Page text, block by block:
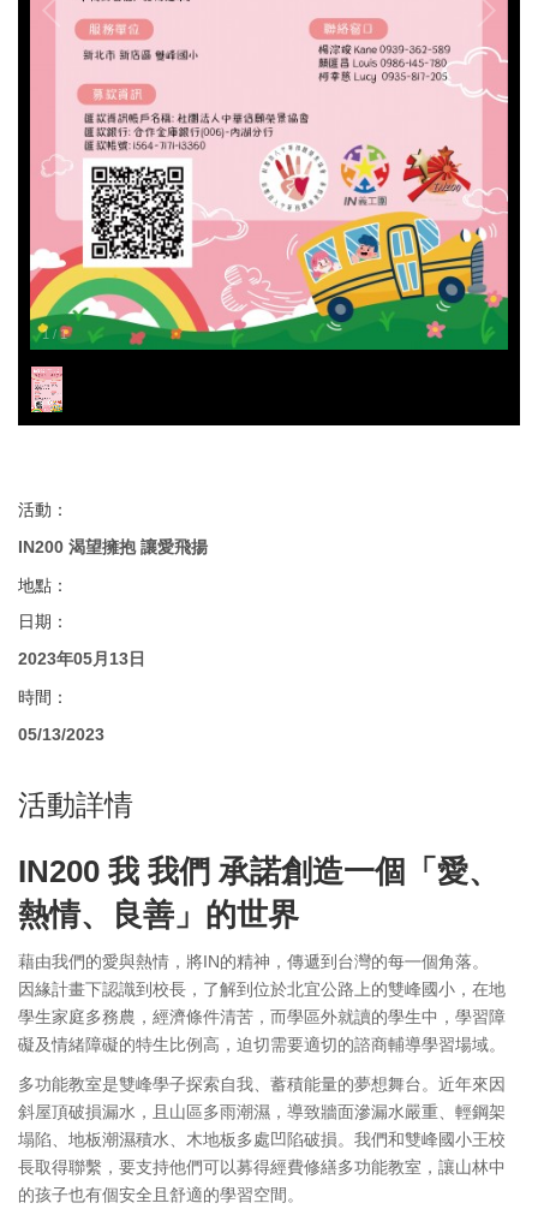
1 /1
活動：
IN200 渴望擁抱 讓愛飛揚
地點：
日期：
2023年05月13日
時間：
05/13/2023
活動詳情
IN200 我 我們 承諾創造一個「愛、
熱情、良善」的世界
藉由我們的愛與熱情，將IN的精神，傳遞到台灣的每㇐個角落。
因緣計畫下認識到校長，了解到位於北宜公路上的雙峰國小，在地
學生家庭多務農，經濟條件清苦，而學區外就讀的學生中，學習障
礙及情緒障礙的特生比例高，迫切需要適切的諮商輔導學習場域。
多功能教室是雙峰學子探索自我、蓄積能量的夢想舞台。近年來因
斜屋頂破損漏水，且山區多雨潮濕，導致牆面滲漏水嚴重、輕鋼架
塌陷、地板潮濕積水、木地板多處凹陷破損。我們和雙峰國小王校
長取得聯繫，要支持他們可以募得經費修繕多功能教室，讓山林中
的孩子也有個安全且舒適的學習空間。